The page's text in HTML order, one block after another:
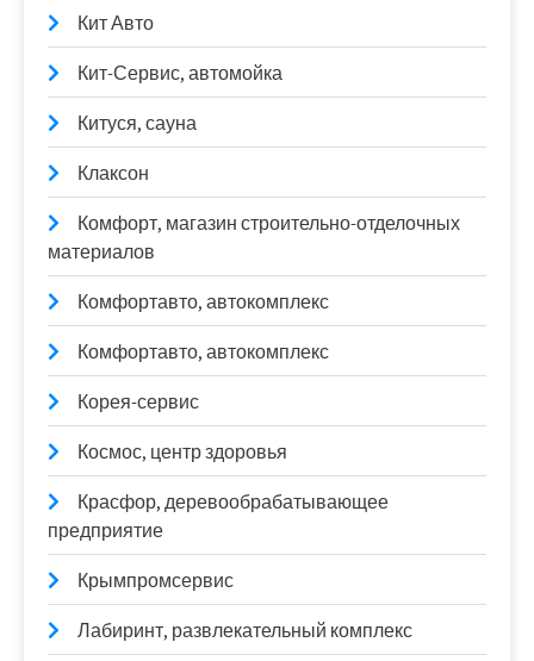
Кит Авто
Кит-Сервис, автомойка
Китуся, сауна
Клаксон
Комфорт, магазин строительно-отделочных
материалов
Комфортавто, автокомплекс
Комфортавто, автокомплекс
Корея-сервис
Космос, центр здоровья
Красфор, деревообрабатывающее
предприятие
Крымпромсервис
Лабиринт, развлекательный комплекс